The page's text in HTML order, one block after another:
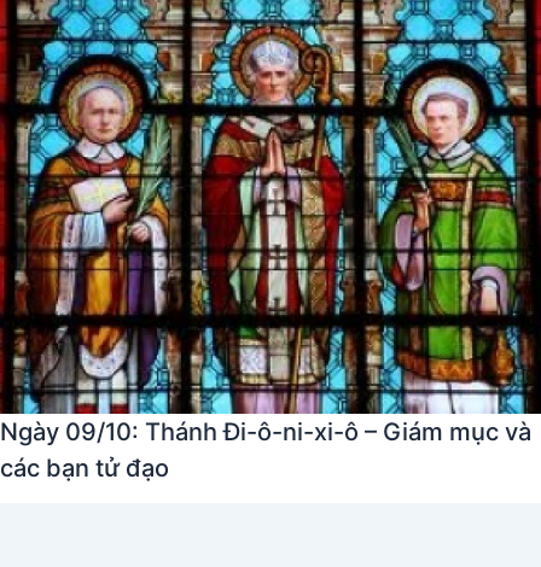
Ngày 09/10: Thánh Đi-ô-ni-xi-ô – Giám mục và
các bạn tử đạo